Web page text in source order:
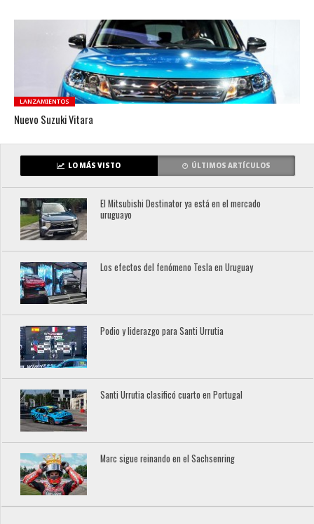
LANZAMIENTOS
Nuevo Suzuki Vitara
LO MÁS VISTO ÚLTIMOS ARTÍCULOS
El Mitsubishi Destinator ya está en el mercado
uruguayo
Los efectos del fenómeno Tesla en Uruguay
Podio y liderazgo para Santi Urrutia
Santi Urrutia clasificó cuarto en Portugal
Marc sigue reinando en el Sachsenring